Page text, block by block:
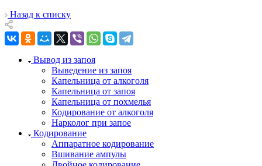
Назад к списку
Вывод из запоя
Выведение из запоя
Капельница от алкоголя
Капельница от запоя
Капельница от похмелья
Кодирование от алкоголя
Нарколог при запое
Кодирование
Аппаратное кодирование
Вшивание ампулы